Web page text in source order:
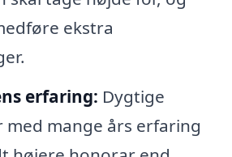
ekstra
erfaring: Dygtige
mange års erfaring